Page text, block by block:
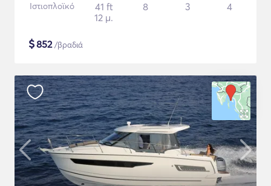
Ιστιοπλοϊκό
41 ft
12 μ.
8 3 4
$852/βραδιά